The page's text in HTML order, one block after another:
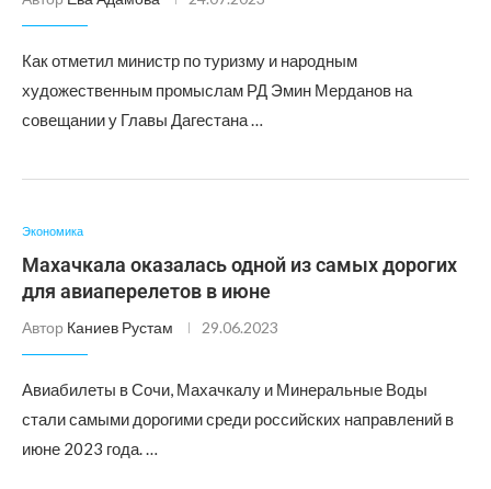
Как отметил министр по туризму и народным
художественным промыслам РД Эмин Мерданов на
совещании у Главы Дагестана …
Экономика
Махачкала оказалась одной из самых дорогих
для авиаперелетов в июне
Автор Каниев Рустам 29.06.2023
Авиабилеты в Сочи, Махачкалу и Минеральные Воды
стали самыми дорогими среди российских направлений в
июне 2023 года. …